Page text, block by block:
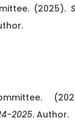
(2025).
2025. Author.